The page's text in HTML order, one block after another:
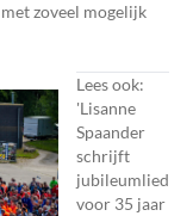
zoveel mogelijk
Lees ook:
'Lisanne
Spaander
schrijft
jubileumlied
voor 35 jaar